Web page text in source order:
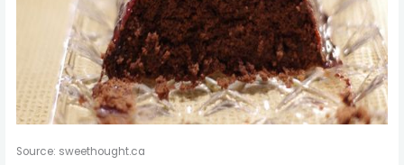
Source: sweethought.ca